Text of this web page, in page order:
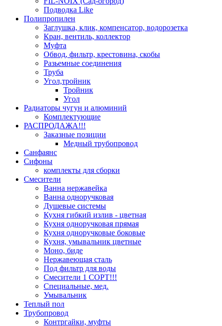
Подводка Like
Полипропилен
Заглушка, клик, компенсатор, водорозетка
Кран, вентиль, коллектор
Муфта
Обвод, фильтр, крестовина, скобы
Разьемные соединения
Труба
Угол,тройник
Тройник
Угол
Радиаторы чугун и алюминий
Комплектующие
РАСПРОДАЖА!!!
Заказные позиции
Медный трубопровод
Санфаянс
Сифоны
комплекты для сборки
Смесители
Ванна нержавейка
Ванна одноручковая
Душевые системы
Кухня гибкий излив - цветная
Кухня одноручковая прямая
Кухня одноручковые боковые
Кухня, умывальник цветные
Моно, биде
Нержавеющая сталь
Под фильтр для воды
Смесители 1 СОРТ!!!
Специальные, мед.
Умывальник
Теплый пол
Трубопровод
Контргайки, муфты